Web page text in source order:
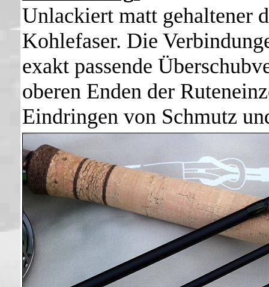
Unlackiert matt gehaltener
Kohlefaser. Die
exakt passende
oberen Enden der
Eindringen von Schmutz